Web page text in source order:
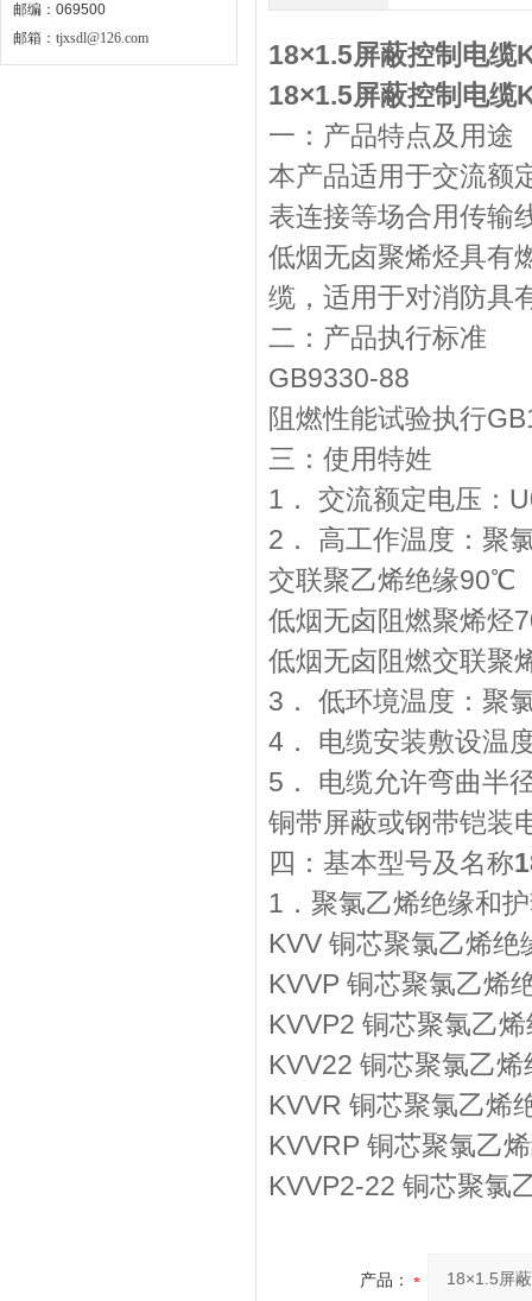
邮编：069500
邮箱： tjxsdl@126.com
18×1.5屏蔽控制电缆
18×1.5屏蔽控制电缆
一：产品特点及用途
本产品适用于交流额
表连接等场合用传输
低烟无卤聚烯烃具有
缆，适用于对消防具
二：产品执行标准
GB9330-88
阻燃性能试验执行
三：使用特姓
1． 交流额定电压：
2． 高工作温度：聚
交联聚乙烯绝缘90℃
低烟无卤阻燃聚烯烃
低烟无卤阻燃交联
3． 低环境温度：聚
4． 电缆安装敷设温
5． 电缆允许弯曲半
铜带屏蔽或钢带铠装
四：基本型号及名称
1．聚氯乙烯绝缘和
KVV 铜芯聚氯乙烯
KVVP 铜芯聚氯乙烯
KVVP2 铜芯聚氯乙
KVV22 铜芯聚氯乙
KVVR 铜芯聚氯乙烯
KVVRP 铜芯聚氯乙
KVVP2-22 铜芯聚氯
产品：